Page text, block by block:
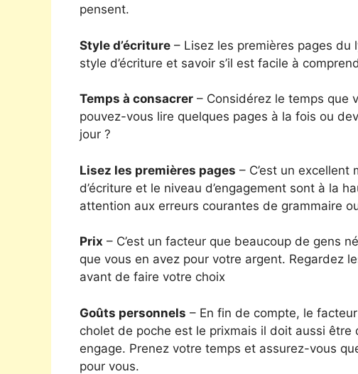
pensent.
Style d’écriture – Lisez les premières pages
style d’écriture et savoir s’il est facile à
Temps à consacrer – Considérez le temps que
pouvez-vous lire quelques pages à la fois ou
jour ?
Lisez les premières pages – C’est un excellent
d’écriture et le niveau d’engagement sont à la
attention aux erreurs courantes de grammaire
Prix – C’est un facteur que beaucoup de gens
que vous en avez pour votre argent. Regardez
avant de faire votre choix
Goûts personnels – En fin de compte, le
cholet de poche est le prixmais il doit aussi
engage. Prenez votre temps et assurez-vous
pour vous.